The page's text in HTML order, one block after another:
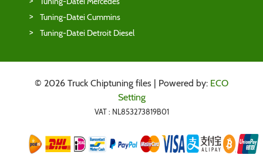
Tuning-Datei Cummins
Tuning-Datei Detroit Diesel
© 2026 Truck Chiptuning files | Powered by: ECO
Setting
VAT : NL853273819B01